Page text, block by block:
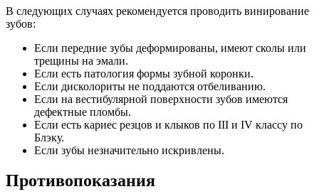
В следующих случаях рекомендуется проводить винирование
зубов:
Если передние зубы деформированы, имеют сколы или
трещины на эмали.
Если есть патология формы зубной коронки.
Если дисколориты не поддаются отбеливанию.
Если на вестибулярной поверхности зубов имеются
дефектные пломбы.
Если есть кариес резцов и клыков по III и IV классу по
Блэку.
Если зубы незначительно искривлены.
Противопоказания